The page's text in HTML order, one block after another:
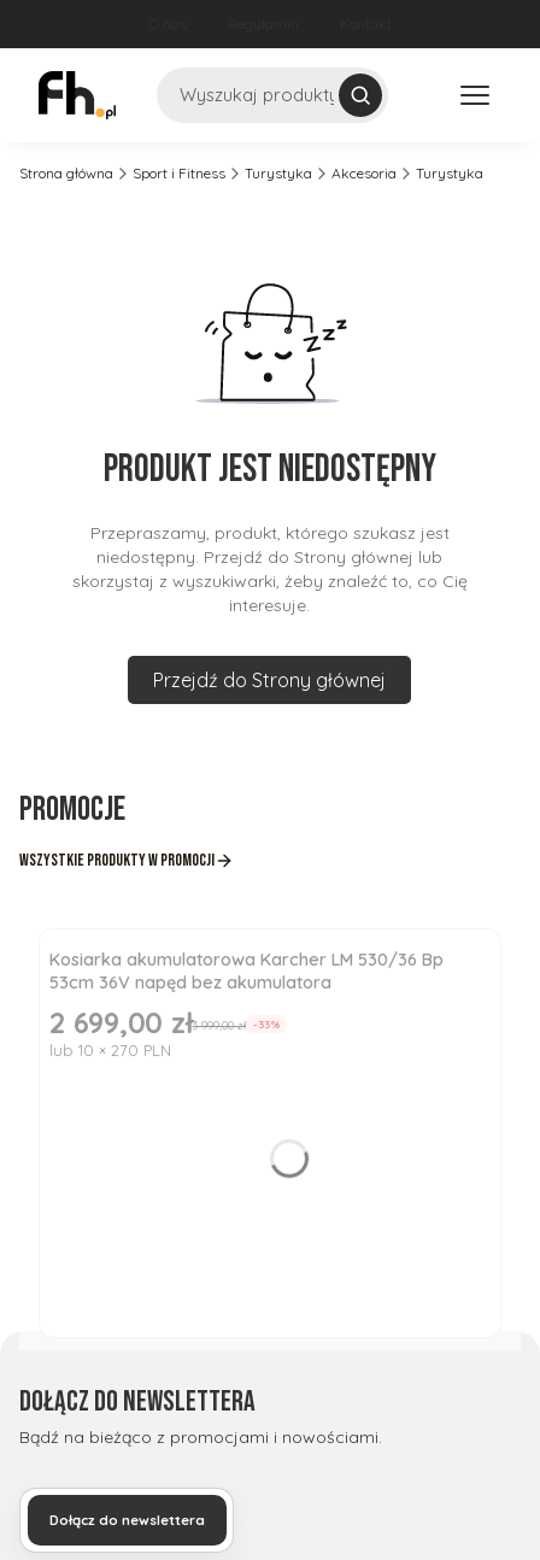
Szukaj
Strona główna Sport i Fitness Turystyka Akcesoria Turystyka
Produkt jest niedostępny
Przepraszamy, produkt, którego szukasz jest
niedostępny. Przejdź do Strony głównej lub
skorzystaj z wyszukiwarki, żeby znaleźć to, co Cię
interesuje.
Przejdź do Strony głównej
Promocje
Wszystkie produkty w promocji
Kosiarka akumulatorowa Karcher LM 530/36 Bp
53cm 36V napęd bez akumulatora
Cena promocyjna
2 699,00 zł3 999,00 zł -33%
lub 10 × 270 PLN
Dołącz do newslettera
Bądź na bieżąco z promocjami i nowościami.
Dołącz do newslettera